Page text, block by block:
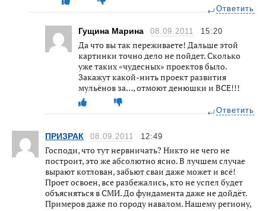
Ответить
Гущина Марина 08.09.2011 15:20
Да что вы так переживаете! Дальше этой
картинки точно дело не пойдет. Сколько
уже таких «чудесных» проектов было.
Закажут какой-нить проект развития
мульёнов за…, отмоют денюшки и ВСЕ!!!
Ответить
ПРИЗРАК 08.09.2011 12:49
Господи, что тут нервничать? Никто не чего не
построит, это же абсолютно ясно. В лучшем случае
вырают котлован, забьют сваи даже может и всё!
Проет освоен, все разбежались, кто не успел будет
объясняться в СМИ. До фундамента даже не дойдёт.
Примеров даже по городу навалом. Нашему региону,